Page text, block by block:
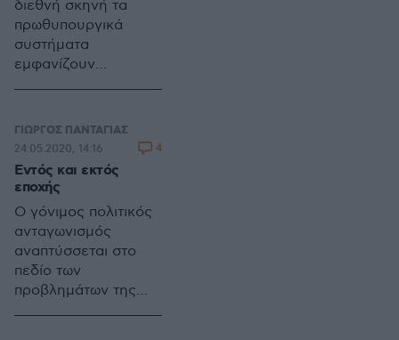
της απήχησής τους.
διεθνή σκηνή τα
πρωθυπουργικά
συστήματα
εμφανίζουν
ανεξαρτήτως των
πολιτικών
που πρεσβεύουν.
ΓΙΩΡΓΟΣ ΠΑΝΤΑΓΙΑΣ
Εντός και εκτός
εποχής
Ο γόνιμος πολιτικός
ανταγωνισμός
αναπτύσσεται στο
πεδίο των
προβλημάτων της
24.05.2020, 14:16 4